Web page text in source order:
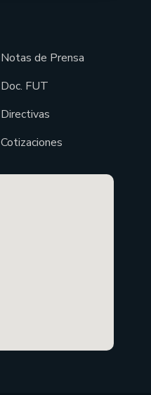
Notas de Prensa
Doc. FUT
Directivas
Cotizaciones